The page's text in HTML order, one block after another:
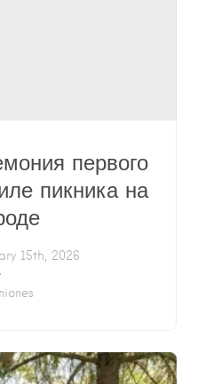
первого
пикника на
15th, 2026